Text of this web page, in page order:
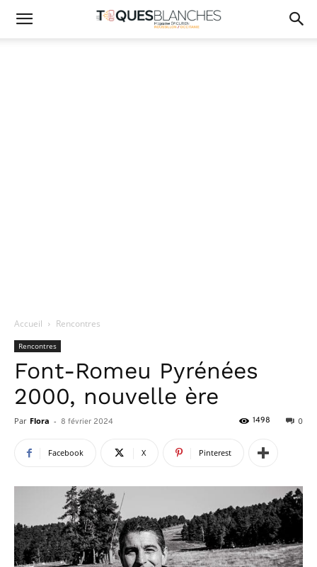
Accueil Rencontres
Rencontres
Font-Romeu Pyrénées
2000, nouvelle ère
Par Flora - 8 février 2024 0
1498
Facebook X Pinterest